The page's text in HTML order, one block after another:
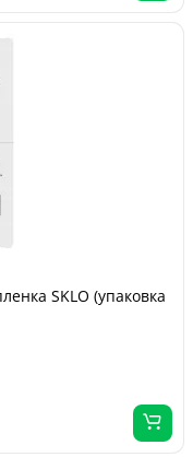
SKLO (упаковка